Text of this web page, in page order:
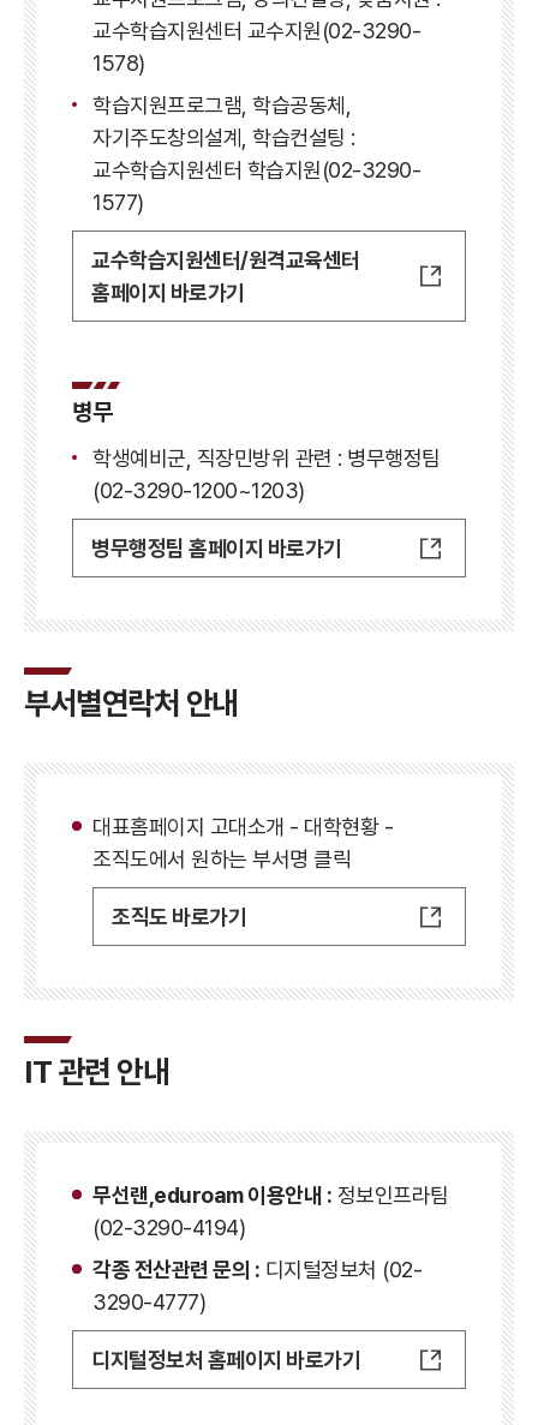
교수학습지원센터 교수지원(02-3290-
1578)
학습지원프로그램, 학습공동체,
자기주도창의설계, 학습컨설팅 :
교수학습지원센터 학습지원(02-3290-
1577)
교수학습지원센터/원격교육센터
홈페이지 바로가기
병무
학생예비군, 직장민방위 관련 : 병무행정팀
(02-3290-1200~1203)
병무행정팀 홈페이지 바로가기
부서별연락처 안내
대표홈페이지 고대소개 - 대학현황 -
조직도에서 원하는 부서명 클릭
조직도 바로가기
IT 관련 안내
무선랜,eduroam 이용안내 : 정보인프라팀
(02-3290-4194)
각종 전산관련 문의 : 디지털정보처 (02-
3290-4777)
디지털정보처 홈페이지 바로가기